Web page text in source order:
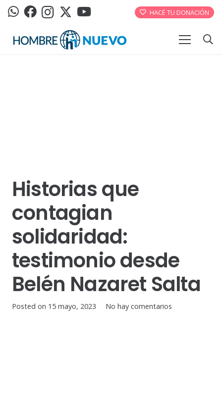
HACÉ TU DONACIÓN
Historias que
contagian
solidaridad:
testimonio desde
Belén Nazaret Salta
Posted on 15 mayo, 2023 No hay comentarios